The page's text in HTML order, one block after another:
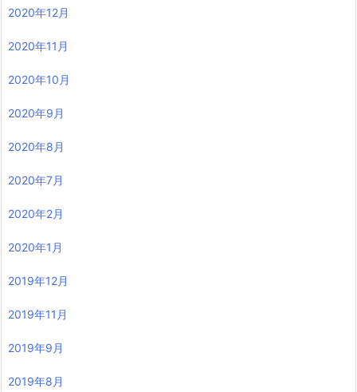
2020年12月
2020年11月
2020年10月
2020年9月
2020年8月
2020年7月
2020年2月
2020年1月
2019年12月
2019年11月
2019年9月
2019年8月